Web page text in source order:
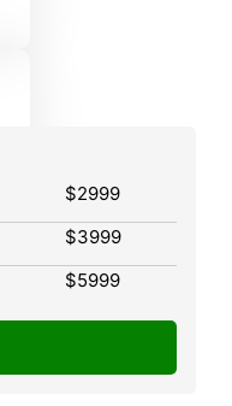
$2999
$3999
$5999